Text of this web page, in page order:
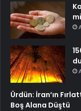
Ürdün: İran’ın
Boş Alana Düştü